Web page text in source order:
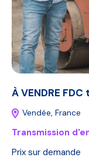
À VENDRE
Vendée, France
Transmission
Prix sur demande